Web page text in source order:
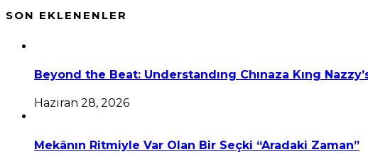
SON EKLENENLER
Beyond the Beat: Understandıng Chınaza Kıng
Haziran 28, 2026
Mekânın Ritmiyle Var Olan Bir Seçki “Aradaki Zaman”